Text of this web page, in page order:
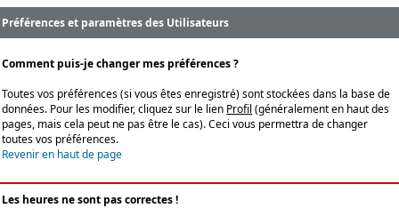
Préférences et paramètres des Utilisateurs
Comment puis-je changer mes préférences ?
Toutes vos préférences (si vous êtes enregistré) sont stockées dans la base de
données. Pour les modifier, cliquez sur le lien Profil (généralement en haut des
pages, mais cela peut ne pas être le cas). Ceci vous permettra de changer
toutes vos préférences.
Revenir en haut de page
Les heures ne sont pas correctes !